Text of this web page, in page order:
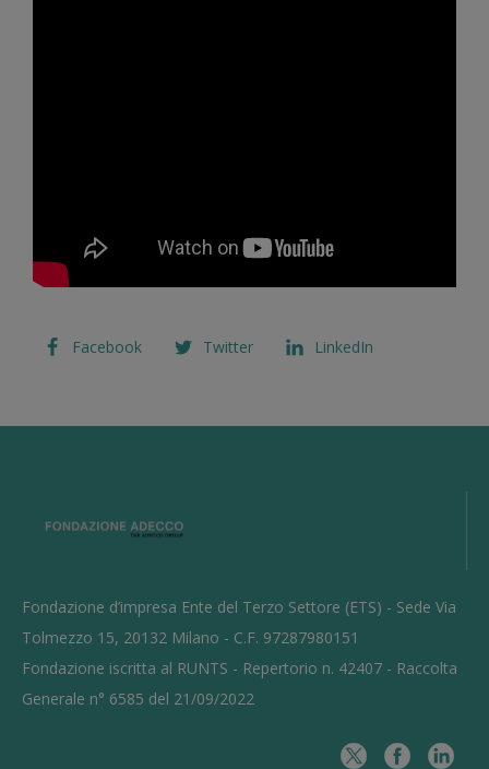
Facebook Twitter LinkedIn
Fondazione d’impresa Ente del Terzo Settore (ETS) - Sede Via
Tolmezzo 15, 20132 Milano - C.F. 97287980151
Fondazione iscritta al RUNTS - Repertorio n. 42407 - Raccolta
Generale n° 6585 del 21/09/2022